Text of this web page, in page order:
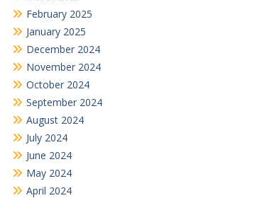
February 2025
January 2025
December 2024
November 2024
October 2024
September 2024
August 2024
July 2024
June 2024
May 2024
April 2024